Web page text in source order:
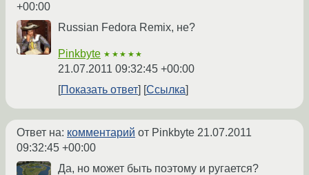
+00:00
Russian Fedora Remix, не?
Pinkbyte ★★★★★
21.07.2011 09:32:45 +00:00
Показать ответ
Ссылка
Ответ на: комментарий от Pinkbyte 21.07.2011
09:32:45 +00:00
Да, но может быть поэтому и ругается?